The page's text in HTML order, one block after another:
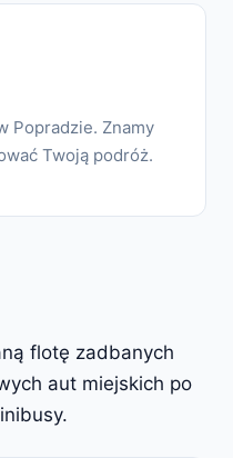
Popradzie. Znamy
Twoją podróż.
flotę zadbanych
aut miejskich po